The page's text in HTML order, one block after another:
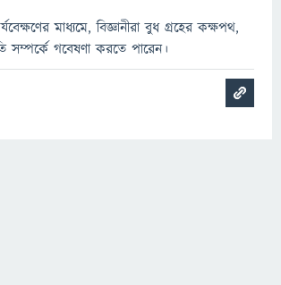
মাধ্যমে, বিজ্ঞানীরা বুধ গ্রহের কক্ষপথ,
গবেষণা করতে পারেন।